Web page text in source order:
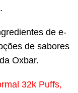
de e-
de sabores
Oxbar.
32k Puffs,